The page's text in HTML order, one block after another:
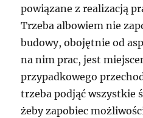
powiązane z realizacją
Trzeba albowiem nie
budowy, obojętnie od
na nim prac, jest
przypadkowego
trzeba podjąć wszystkie
żeby zapobiec